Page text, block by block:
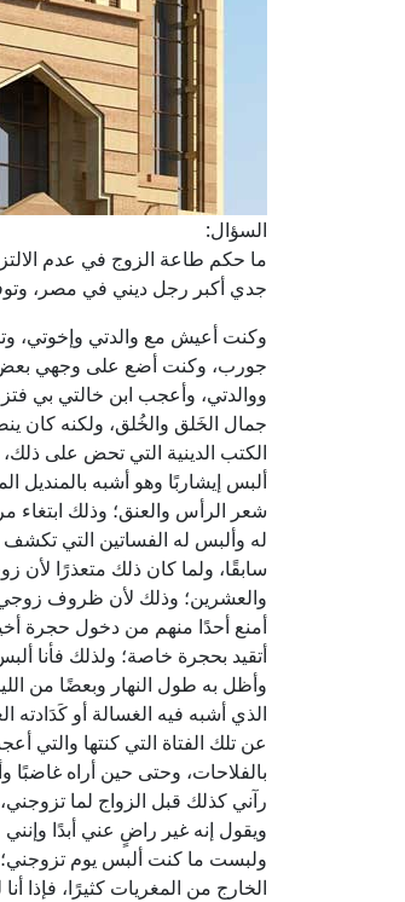
السؤال:
ما حكم طاعة الزوج في عدم
جدي أكبر رجل ديني في مصر،
وكنت أعيش مع والدتي وإخوتي،
جورب، وكنت أضع على وجهي بعض
ووالدتي، وأعجب ابن خالتي بي
جمال الخَلق والخُلق، ولكنه كان
الكتب الدينية التي تحض على
ألبس إيشاربًا وهو أشبه
شعر الرأس والعنق؛ وذلك ابتغاء
له وألبس له الفساتين التي
سابقًا، ولما كان ذلك متعذرًا
والعشرين؛ وذلك لأن ظروف زوجي
أمنع أحدًا منهم من دخول حجرة
أتقيد بحجرة خاصة؛ ولذلك فأنا
وأظل به طول النهار وبعضًا من
الذي أشبه فيه الغسالة أو
عن تلك الفتاة التي كنتها والتي
بالفلاحات، وحتى حين أراه غاضبًا
رآني كذلك قبل الزواج لما
ويقول إنه غير راضٍ عني أبدًا
ولبست ما كنت ألبس يوم تزوجني؛
الخارج من المغريات كثيرًا،